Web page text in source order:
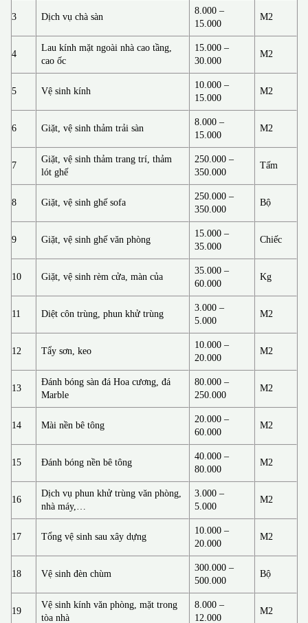
3 Dịch vụ chà sàn
8.000 –
15.000
M2
4
Lau kính mặt ngoài nhà cao tầng,
cao ốc
15.000 –
30.000
M2
5 Vệ sinh kính
10.000 –
15.000
M2
6 Giặt, vệ sinh thảm trải sàn
8.000 –
15.000
M2
7
Giặt, vệ sinh thảm trang trí, thảm
lót ghế
250.000 –
350.000
Tấm
8 Giặt, vệ sinh ghế sofa
250.000 –
350.000
Bộ
9 Giặt, vệ sinh ghế văn phòng
15.000 –
35.000
Chiếc
10 Giặt, vệ sinh rèm cửa, màn của
35.000 –
60.000
Kg
11 Diệt côn trùng, phun khử trùng
3.000 –
5.000
M2
12 Tẩy sơn, keo
10.000 –
20.000
M2
13
Đánh bóng sàn đá Hoa cương, đá
Marble
80.000 –
250.000
M2
14 Mài nền bê tông
20.000 –
60.000
M2
15 Đánh bóng nền bê tông
40.000 –
80.000
M2
16
Dịch vụ phun khử trùng văn phòng,
nhà máy,…
3.000 –
5.000
M2
17 Tổng vệ sinh sau xây dựng
10.000 –
20.000
M2
18 Vệ sinh đèn chùm
300.000 –
500.000
Bộ
19
Vệ sinh kính văn phòng, mặt trong
tòa nhà
8.000 –
12.000
M2